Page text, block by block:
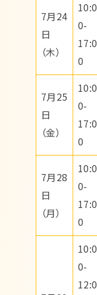
7月24
日
（木）
10:0
0-
17:0
0
7月25
日
（金）
10:0
0-
17:0
0
7月28
日
（月）
10:0
0-
17:0
0
10:0
0-
12:0